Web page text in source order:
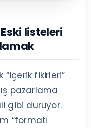
listeleri
“içerik fikirleri”
pazarlama
gibi duruyor.
“formatı